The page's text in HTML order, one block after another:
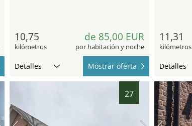
10,75
kilómetros
de 85,00 EUR
por habitación y noche
Detalles Mostrar oferta
11,31
kilómetros
Detalles
27